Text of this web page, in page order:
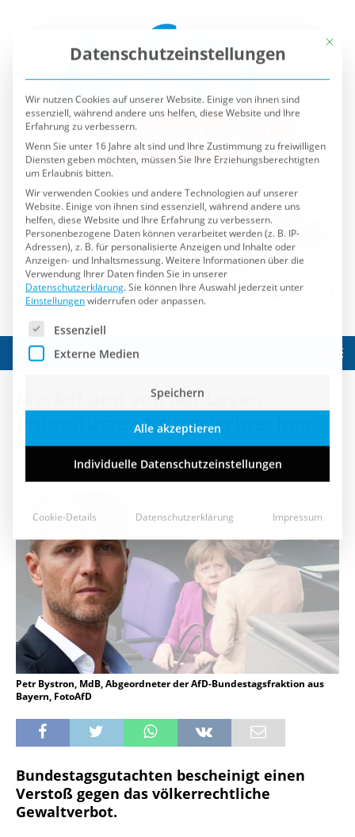
Merkel und von der Leyen
unterstützen Kriegsverbrechen
24. April 2018
Petr Bystron, MdB, Abgeordneter der AfD-Bundestagsfraktion aus
Bayern, FotoAfD
Bundestagsgutachten bescheinigt einen
Verstoß gegen das völkerrechtliche
Gewaltverbot.
Wir nutzen Cookies auf unserer Website. Einige von ihnen sind
essenziell, während andere uns helfen, diese Website und Ihre
Erfahrung zu verbessern.
Wenn Sie unter 16 Jahre alt sind und Ihre Zustimmung zu freiwilligen
Diensten geben möchten, müssen Sie Ihre Erziehungsberechtigten
um Erlaubnis bitten.
Wir verwenden Cookies und andere Technologien auf unserer
Website. Einige von ihnen sind essenziell, während andere uns
helfen, diese Website und Ihre Erfahrung zu verbessern.
Personenbezogene Daten können verarbeitet werden (z. B. IP-
Adressen), z. B. für personalisierte Anzeigen und Inhalte oder
Anzeigen- und Inhaltsmessung.Weitere Informationen über die
Verwendung Ihrer Daten finden Sie in unserer
Datenschutzerklärung. Sie können Ihre Auswahl jederzeit unter
Einstellungenwiderrufen oder anpassen.
Es folgt eine Liste der Service-Gruppen, für die eine
Externe Medien
Alle akzeptieren
Individuelle Datenschutzeinstellungen